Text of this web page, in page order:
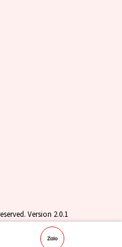
Version 2.0.1